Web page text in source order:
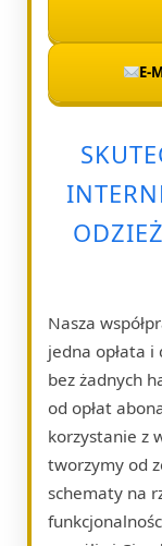
E-
Nasza
jedna opłata i
bez żadnych
od opłat
korzystanie z
tworzymy od
schematy na